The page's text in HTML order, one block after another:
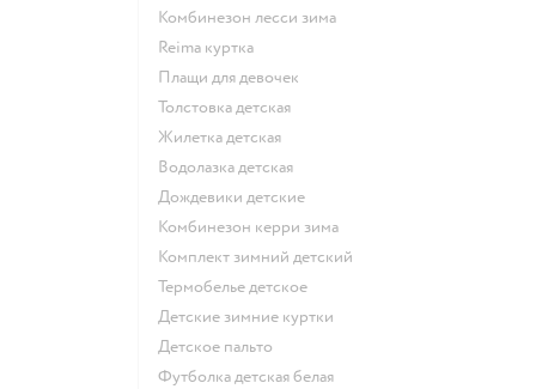
Комбинезон лесси зима
Reima куртка
Плащи для девочек
Толстовка детская
Жилетка детская
Водолазка детская
Дождевики детские
Комбинезон керри зима
Комплект зимний детский
Термобелье детское
Детские зимние куртки
Детское пальто
Футболка детская белая